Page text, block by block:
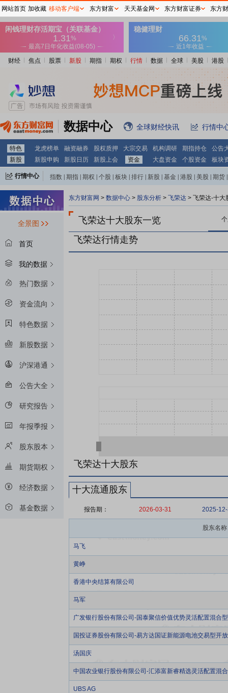
财经 焦点 股票 新股 期指 期权 行情 数据 全球 美股 港股
数据中心 全球财经快讯 行情中
特色 龙虎榜单 融资融券 股权质押 大宗交易 机构调研 期指持仓
公告
新股
新股申购 新股日历 新股上会 资金 大盘资金 个股资金 板块
行情中心 指数 期指 期权 个股 板块 排行 新股 基金 港股 美股 期货
全景图
首页
我的数据
热门数据
资金流向
特色数据
新股数据
沪深港通
公告大全
研究报告
年报季报
股东股本
期货期权
经济数据
基金数据
东方财富网 > 数据中心 > 股东分析 > 飞荣达 > 飞荣达-十大
飞荣达十大股东一览
飞荣达行情走势
飞荣达十大股东
十大流通股东
报告期： 2026-03-31 2025-
股东名称
马飞
黄峥
香港中央结算有限公司
马军
广发银行股份有限公司-国泰聚信价值优势灵活配置混合
国投证券股份有限公司-易方达国证新能源电池交易型开
汤国庆
中国农业银行股份有限公司-汇添富新睿精选灵活配置混
UBS AG
网站首页 加收藏 移动客户端 东方财富 天天基金网 东方财富证券 东方